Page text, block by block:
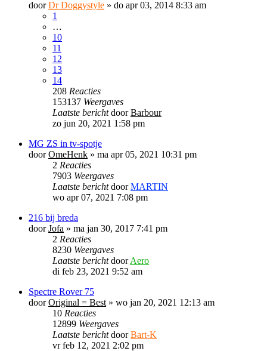
doorDr Doggystyle » do apr 03, 2014 8:33 am
1
…
10
11
12
13
14
208 Reacties
153137 Weergaves
Laatste berichtdoorBarbour
zo jun 20, 2021 1:58 pm
MG ZS in tv-spotje
doorOmeHenk » ma apr 05, 2021 10:31 pm
2 Reacties
7903 Weergaves
Laatste berichtdoorMARTIN
wo apr 07, 2021 7:08 pm
216 bij breda
doorJofa » ma jan 30, 2017 7:41 pm
2 Reacties
8230 Weergaves
Laatste berichtdoorAero
di feb 23, 2021 9:52 am
Spectre Rover 75
doorOriginal = Best » wo jan 20, 2021 12:13 am
10 Reacties
12899 Weergaves
Laatste berichtdoorBart-K
vr feb 12, 2021 2:02 pm